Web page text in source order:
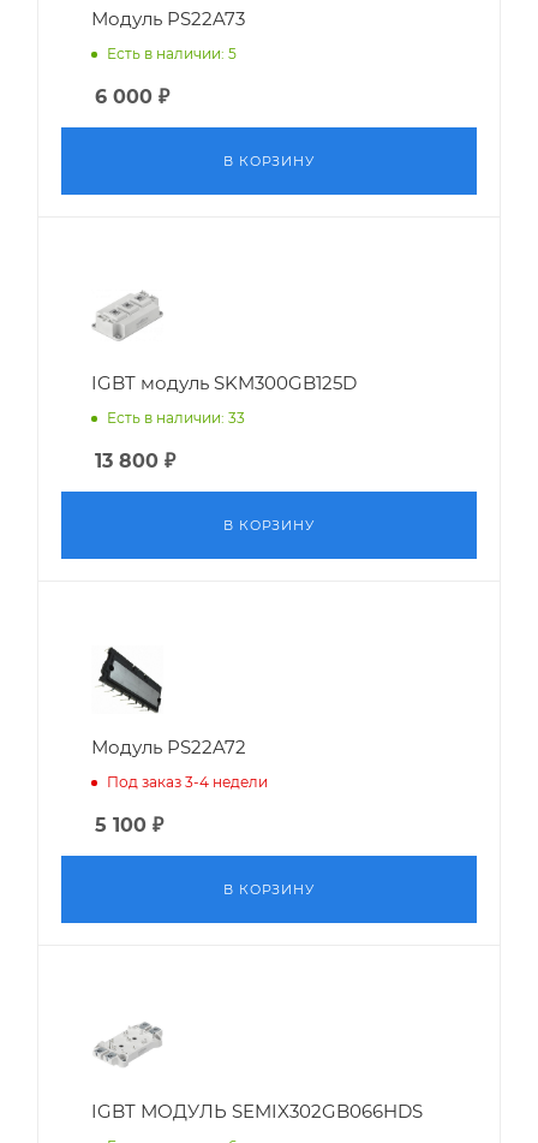
Модуль PS22A73
Есть в наличии: 5
6 000 ₽
В КОРЗИНУ
IGBT модуль SKM300GB125D
Есть в наличии: 33
13 800 ₽
В КОРЗИНУ
Модуль PS22A72
Под заказ 3-4 недели
5 100 ₽
В КОРЗИНУ
IGBT МОДУЛЬ SEMIX302GB066HDS